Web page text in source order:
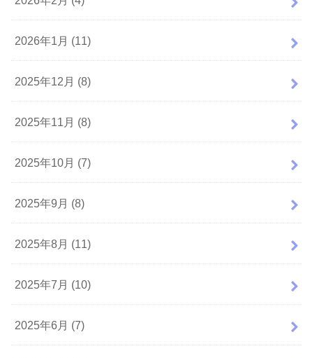
2026年1月 (11)
2025年12月 (8)
2025年11月 (8)
2025年10月 (7)
2025年9月 (8)
2025年8月 (11)
2025年7月 (10)
2025年6月 (7)